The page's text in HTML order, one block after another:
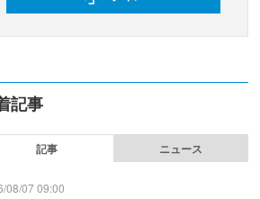
記事
記事 ニュース
08/07 09:00